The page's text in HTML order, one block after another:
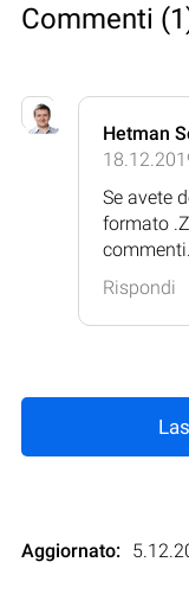
Commenti
Hetman
Se avete
formato
commenti.
Rispondi
Aggiornato: